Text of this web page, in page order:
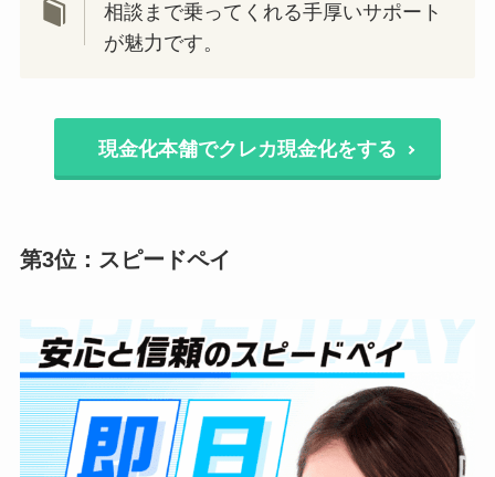
相談まで乗ってくれる手厚いサポート
が魅力です。
現金化本舗でクレカ現金化をする
第3位：スピードペイ